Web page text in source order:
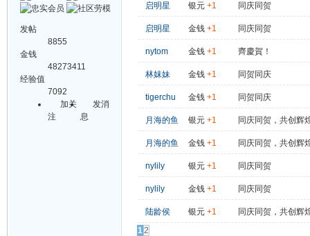
发帖
8855
金钱
48273411
经验值
7092
加关
注
发消
息
启明星 银元 +1 同庆同贺
启明星 金钱 +1 同庆同贺
nytom 金钱 +1 齊慶賀！
林妺妹 金钱 +1 同贺同庆
tigerchu 金钱 +1 同贺同庆
月海的鱼 银元 +1 同庆同贺，共创辉
月海的鱼 金钱 +1 同庆同贺，共创辉
nylily 银元 +1 同庆同贺
nylily 金钱 +1 同庆同贺
陆龄侯 银元 +1
同庆同贺，共创辉
12